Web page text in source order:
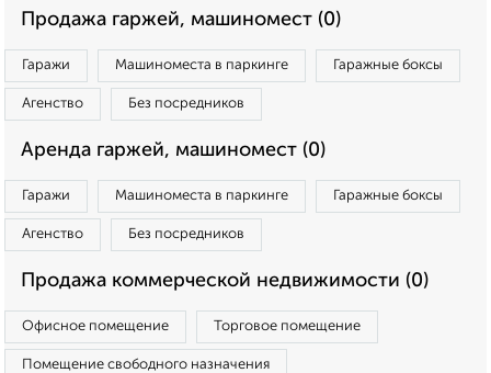
Продажа гаржей, машиномест (0)
Гаражи Машиноместа в паркинге Гаражные боксы
Агенство Без посредников
Аренда гаржей, машиномест (0)
Гаражи Машиноместа в паркинге Гаражные боксы
Агенство Без посредников
Продажа коммерческой недвижимости (0)
Офисное помещение Торговое помещение
Помещение свободного назначения